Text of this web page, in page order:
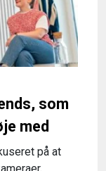
som
med
på at